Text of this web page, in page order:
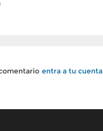
entra a tu cuenta